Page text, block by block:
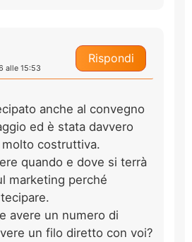
Rispondi
alle 15:53
anche al convegno
ed è stata davvero
molto costruttiva.
quando e dove si terrà
marketing perché
avere un numero di
un filo diretto con voi?